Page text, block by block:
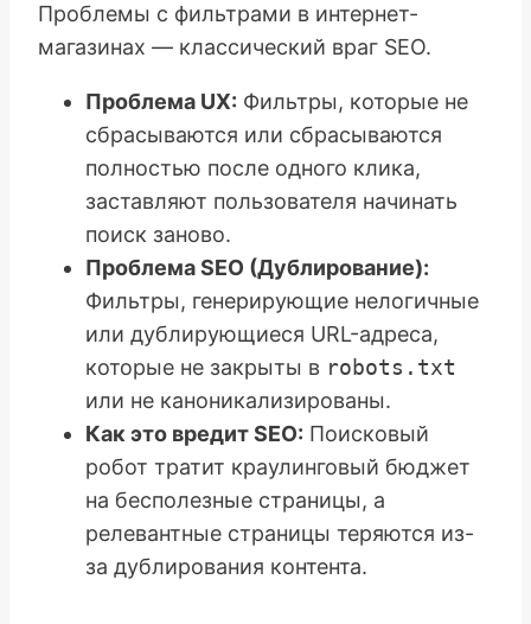
Проблемы с фильтрами в интернет-
магазинах — классический враг SEO.
Проблема UX: Фильтры, которые не
сбрасываются или сбрасываются
полностью после одного клика,
заставляют пользователя начинать
поиск заново.
Проблема SEO (Дублирование):
Фильтры, генерирующие нелогичные
или дублирующиеся URL-адреса,
которые не закрыты в robots.txt
или не каноникализированы.
Как это вредит SEO: Поисковый
робот тратит краулинговый бюджет
на бесполезные страницы, а
релевантные страницы теряются из-
за дублирования контента.